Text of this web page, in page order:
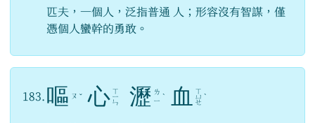
匹夫，一個人，泛指普通 人；形容沒有智謀，僅
憑個人蠻幹的勇敢。
183. 嘔 ㄡ ˇ 心 ㄒ
ㄧ
ㄣ 瀝 ㄌ
ㄧ ˋ 血 ㄒ
ㄩ
ㄝ
ˋ